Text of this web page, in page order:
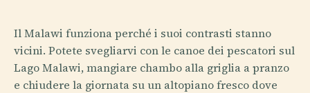
Il Malawi funziona perché i suoi contrasti stanno
vicini. Potete svegliarvi con le canoe dei pescatori sul
Lago Malawi, mangiare chambo alla griglia a pranzo
e chiudere la giornata su un altopiano fresco dove